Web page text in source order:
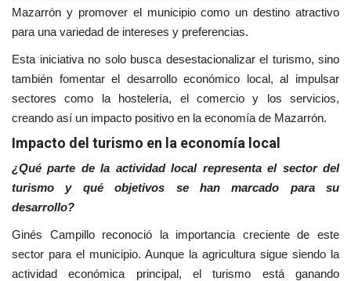
Mazarrón y promover el municipio como un destino atractivo
para una variedad de intereses y preferencias.
Esta iniciativa no solo busca desestacionalizar el turismo, sino
también fomentar el desarrollo económico local, al impulsar
sectores como la hostelería, el comercio y los servicios,
creando así un impacto positivo en la economía de Mazarrón.
Impacto del turismo en la economía local
¿Qué parte de la actividad local representa el sector del
turismo y qué objetivos se han marcado para su
desarrollo?
Ginés Campillo reconoció la importancia creciente de este
sector para el municipio. Aunque la agricultura sigue siendo la
actividad económica principal, el turismo está ganando